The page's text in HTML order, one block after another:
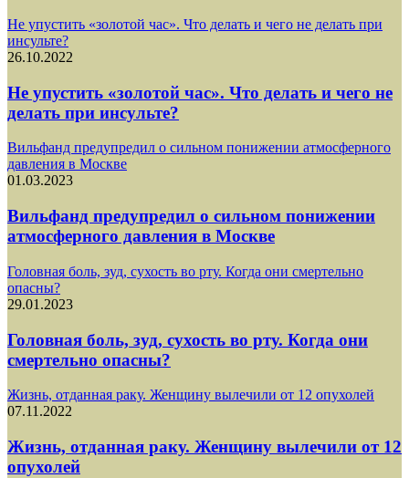
Не упустить «золотой час». Что делать и чего не делать при
инсульте?
26.10.2022
Не упустить «золотой час». Что делать и чего не
делать при инсульте?
Вильфанд предупредил о сильном понижении атмосферного
давления в Москве
01.03.2023
Вильфанд предупредил о сильном понижении
атмосферного давления в Москве
Головная боль, зуд, сухость во рту. Когда они смертельно
опасны?
29.01.2023
Головная боль, зуд, сухость во рту. Когда они
смертельно опасны?
Жизнь, отданная раку. Женщину вылечили от 12 опухолей
07.11.2022
Жизнь, отданная раку. Женщину вылечили от 12
опухолей